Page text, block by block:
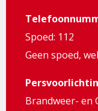
Spoed: 112
Geen spoed,
Brandweer- en